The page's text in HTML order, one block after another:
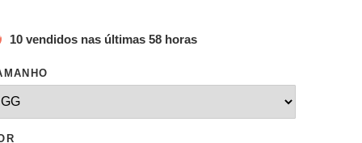
10 vendidos nas últimas 58 horas